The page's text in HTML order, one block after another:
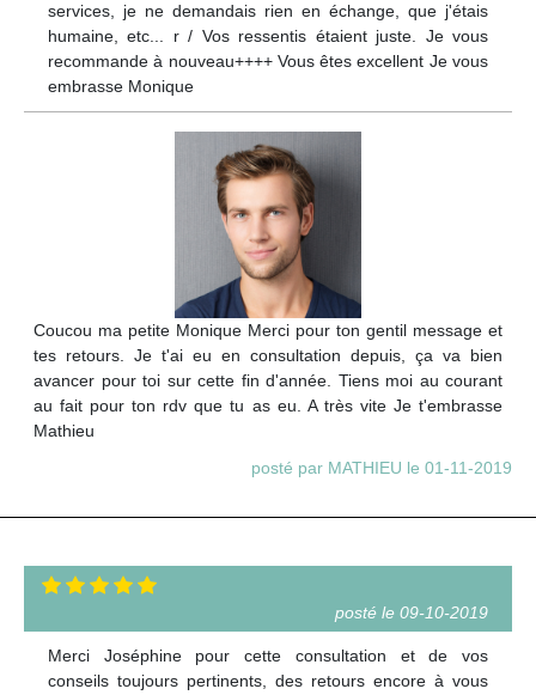
services, je ne demandais rien en échange, que j'étais
humaine, etc... r / Vos ressentis étaient juste. Je vous
recommande à nouveau++++ Vous êtes excellent Je vous
embrasse Monique
Coucou ma petite Monique Merci pour ton gentil message et
tes retours. Je t'ai eu en consultation depuis, ça va bien
avancer pour toi sur cette fin d'année. Tiens moi au courant
au fait pour ton rdv que tu as eu. A très vite Je t'embrasse
Mathieu
posté par MATHIEU le 01-11-2019
posté le 09-10-2019
Merci Joséphine pour cette consultation et de vos
conseils toujours pertinents, des retours encore à vous